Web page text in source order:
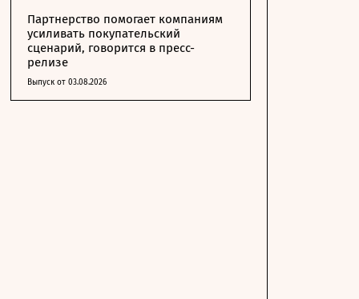
Партнерство помогает компаниям
усиливать покупательский
сценарий, говорится в пресс-
релизе
Выпуск от 03.08.2026